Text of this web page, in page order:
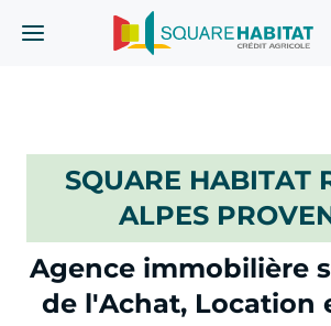
SQUARE HABITAT
ALPES
Agence immobilière
de l'Achat, Location